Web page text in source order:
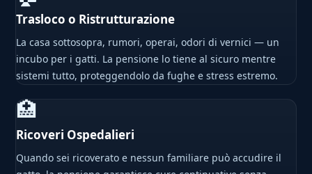
Trasloco o Ristrutturazione
La casa sottosopra, rumori, operai, odori di vernici — un
incubo per i gatti. La pensione lo tiene al sicuro mentre
sistemi tutto, proteggendolo da fughe e stress estremo.
🏥
Ricoveri Ospedalieri
Quando sei ricoverato e nessun familiare può accudire il